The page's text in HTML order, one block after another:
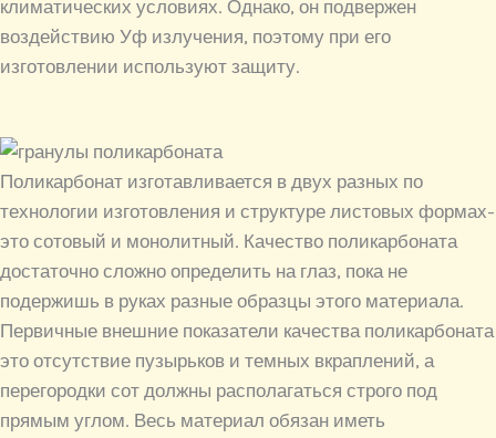
климатических условиях. Однако, он подвержен
воздействию Уф излучения, поэтому при его
изготовлении используют защиту.
Поликарбонат изготавливается в двух разных по
технологии изготовления и структуре листовых формах-
это сотовый и монолитный. Качество поликарбоната
достаточно сложно определить на глаз, пока не
подержишь в руках разные образцы этого материала.
Первичные внешние показатели качества поликарбоната
это отсутствие пузырьков и темных вкраплений, а
перегородки сот должны располагаться строго под
прямым углом. Весь материал обязан иметь